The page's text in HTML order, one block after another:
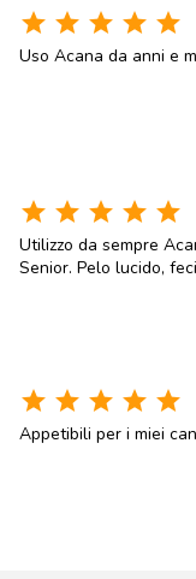
star star star star star
Uso Acana da anni e
star star star star star
Utilizzo da sempre
Senior. Pelo lucido,
star star star star star
Appetibili per i miei